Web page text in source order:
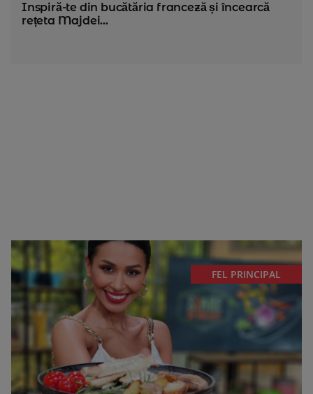
Inspiră-te din bucătăria franceză și încearcă
rețeta Majdei...
FEL PRINCIPAL